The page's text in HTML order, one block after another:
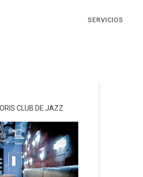
SERVICIOS
CLUB DE JAZZ